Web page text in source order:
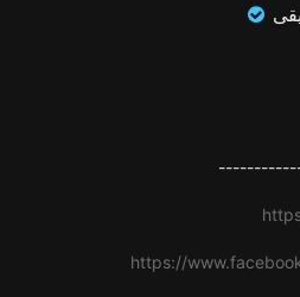
https://